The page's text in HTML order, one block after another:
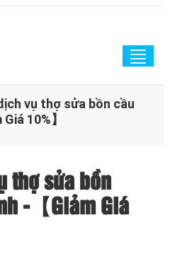
vụ thợ sửa bồn cầu
10%】
thợ sửa bồn
-【Giảm Giá